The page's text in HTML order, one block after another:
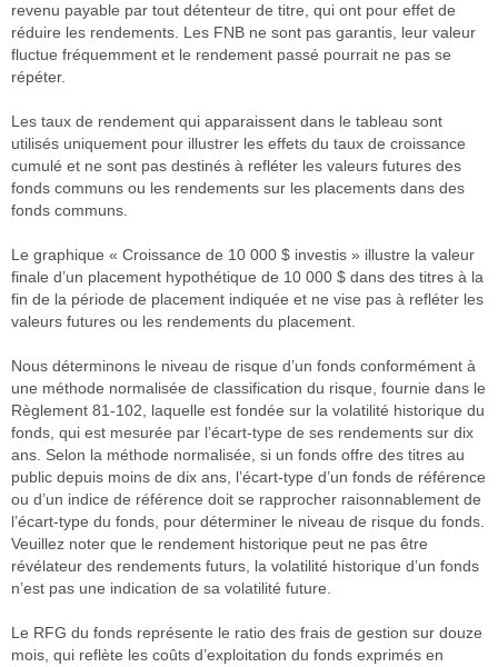
revenu payable par tout détenteur de titre, qui ont pour effet de
réduire les rendements. Les FNB ne sont pas garantis, leur valeur
fluctue fréquemment et le rendement passé pourrait ne pas se
répéter.
Les taux de rendement qui apparaissent dans le tableau sont
utilisés uniquement pour illustrer les effets du taux de croissance
cumulé et ne sont pas destinés à refléter les valeurs futures des
fonds communs ou les rendements sur les placements dans des
fonds communs.
Le graphique « Croissance de 10 000 $ investis » illustre la valeur
finale d’un placement hypothétique de 10 000 $ dans des titres à la
fin de la période de placement indiquée et ne vise pas à refléter les
valeurs futures ou les rendements du placement.
Nous déterminons le niveau de risque d’un fonds conformément à
une méthode normalisée de classification du risque, fournie dans le
Règlement 81-102, laquelle est fondée sur la volatilité historique du
fonds, qui est mesurée par l’écart-type de ses rendements sur dix
ans. Selon la méthode normalisée, si un fonds offre des titres au
public depuis moins de dix ans, l’écart-type d’un fonds de référence
ou d’un indice de référence doit se rapprocher raisonnablement de
l’écart-type du fonds, pour déterminer le niveau de risque du fonds.
Veuillez noter que le rendement historique peut ne pas être
révélateur des rendements futurs, la volatilité historique d’un fonds
n’est pas une indication de sa volatilité future.
Le RFG du fonds représente le ratio des frais de gestion sur douze
mois, qui reflète les coûts d’exploitation du fonds exprimés en